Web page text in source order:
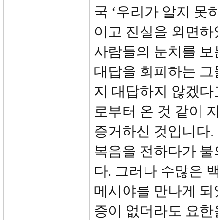
국 ‘우리가 알지 못
이고 진실을 외면
사람들의 눈치를
대답을 회피하는
지 대답하지 않겠
로부터 온 것 같이
증거하신 것입니다
복음을 전하다가
다. 그러나 수많은
메시야를 만나게
증이 없더라도 요